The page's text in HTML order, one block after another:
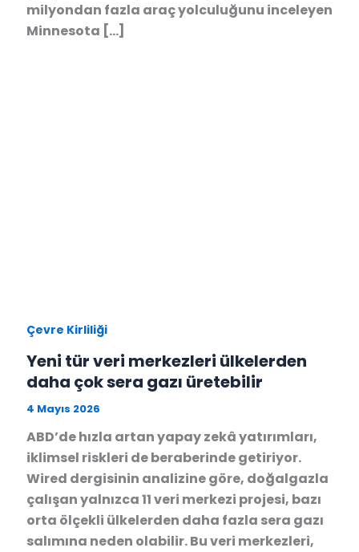
milyondan fazla araç yolculuğunu inceleyen
Minnesota […]
Çevre Kirliliği
Yeni tür veri merkezleri ülkelerden
daha çok sera gazı üretebilir
4 Mayıs 2026
ABD’de hızla artan yapay zekâ yatırımları,
iklimsel riskleri de beraberinde getiriyor.
Wired dergisinin analizine göre, doğalgazla
çalışan yalnızca 11 veri merkezi projesi, bazı
orta ölçekli ülkelerden daha fazla sera gazı
salımına neden olabilir. Bu veri merkezleri,